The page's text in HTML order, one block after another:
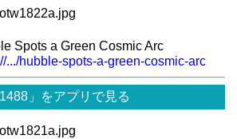
Spots a Green Cosmic Arc
.../hubble-spots-a-green-cosmic-arc
1488」をアプリで見る